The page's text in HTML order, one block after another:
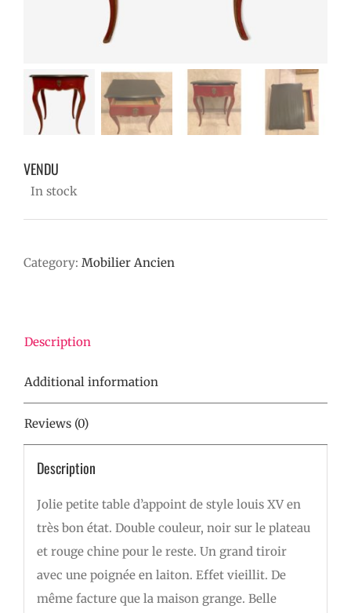
VENDU
VENDU
In stock
Category: Mobilier Ancien
Description
Additional information
Reviews (0)
Description
Jolie petite table d’appoint de style louis XV en
très bon état. Double couleur, noir sur le plateau
et rouge chine pour le reste. Un grand tiroir
avec une poignée en laiton. Effet vieillit. De
même facture que la maison grange. Belle